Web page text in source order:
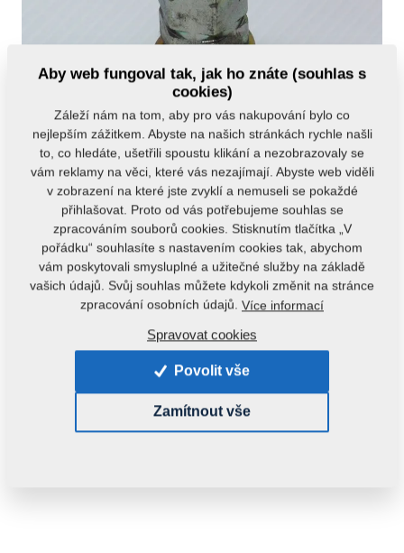
stažení
VÝPRODEJ
Kód produktu:
Tento díl je použitelný i pro následující stroje:
EXCELENT
Hmotnost: 0,3100 kg
Aby web fungoval tak, jak ho znáte (souhlas s
cookies)
Záleží nám na tom, aby pro vás nakupování bylo co
nejlepším zážitkem. Abyste na našich stránkách rychle našli
to, co hledáte, ušetřili spoustu klikání a nezobrazovaly se
vám reklamy na věci, které vás nezajímají. Abyste web viděli
v zobrazení na které jste zvyklí a nemuseli se pokaždé
přihlašovat. Proto od vás potřebujeme souhlas se
zpracováním souborů cookies. Stisknutím tlačítka „V
pořádku“ souhlasíte s nastavením cookies tak, abychom
vám poskytovali smysluplné a užitečné služby na základě
vašich údajů. Svůj souhlas můžete kdykoli změnit na stránce
zpracování osobních údajů. Více informací
Spravovat cookies
Povolit vše
Zamítnout vše